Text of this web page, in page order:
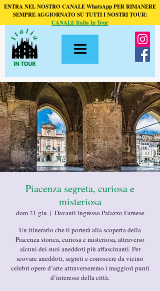
ENTRA NEL NOSTRO CANALE WhatsApp PER RIMANERE
SEMPRE AGGIORNATO SU TUTTI I NOSTRI TOUR:
CANALE Italia In Tour
Piacenza segreta, curiosa e
misteriosa
dom 21 giu
  |
Davanti ingresso Palazzo Farnese
Un itinerario che ti porterà alla scoperta della
Piacenza storica, curiosa e misteriosa, attraverso
alcuni dei suoi aneddoti più affascinanti. Per
scovare aneddoti, segreti e conoscere da vicino
celebri opere d’arte attraverseremo i maggiori punti
d’interesse della città.